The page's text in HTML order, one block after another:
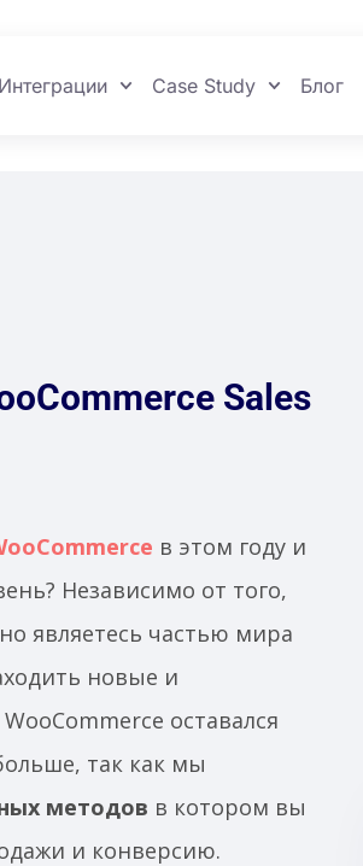
Интеграции Case Study Блог
Sales
в этом году и
Независимо от того,
являетесь частью мира
новые и
оставался
так как мы
методов в котором вы
и конверсию.